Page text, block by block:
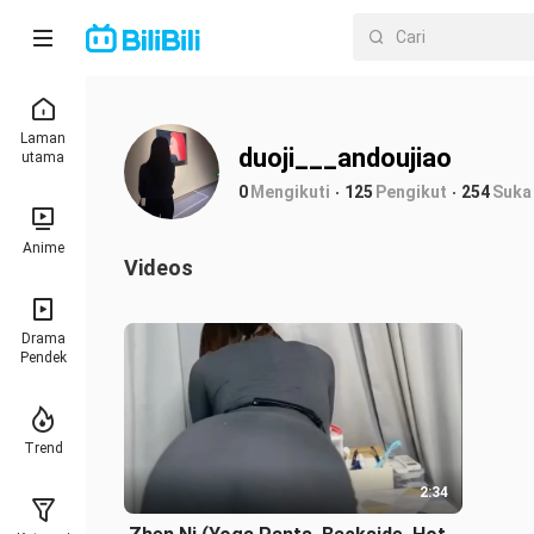
Laman
utama
Anime
Drama
Pendek
Trend
duoji___andoujiao
0Mengikuti 125 Pengikut 254Suka
Videos
2:34